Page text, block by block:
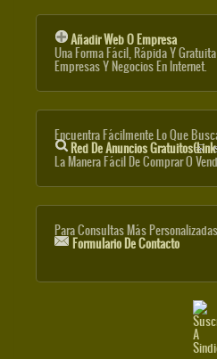
Añadir Web O Empresa
Una Forma Fácil, Rápida Y
Empresas Y Negocios En Internet.
Encuentra Fácilmente Lo Que
Red De Anuncios Gratuitos(link
La Manera Fácil De Comprar O
Para Consultas Más
Formulario De Contacto